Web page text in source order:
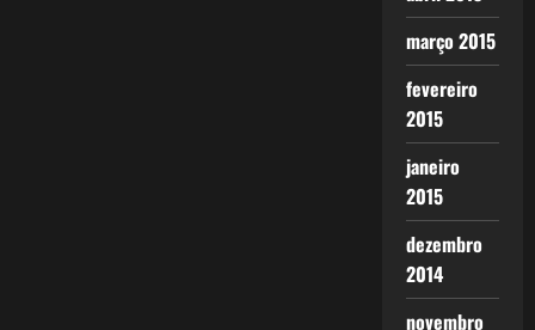
março 2015
fevereiro
2015
janeiro
2015
dezembro
2014
novembro